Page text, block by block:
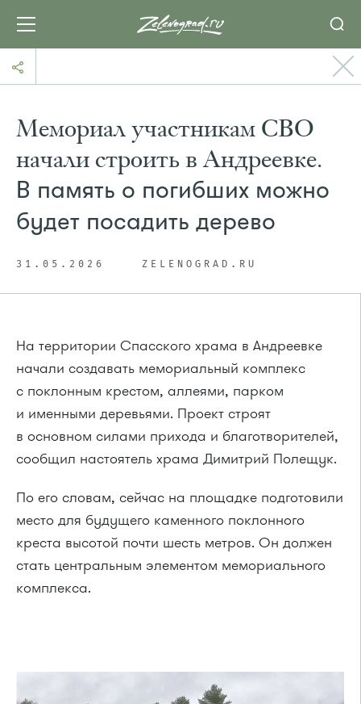
Мемориал участникам СВО
начали строить в Андреевке.
В память о погибших можно
будет посадить дерево
31.05.2026 ZELENOGRAD.RU
На территории Спасского храма в Андреевке
начали создавать мемориальный комплекс
с поклонным крестом, аллеями, парком
и именными деревьями. Проект строят
в основном силами прихода и благотворителей,
сообщил настоятель храма Димитрий Полещук.
По его словам, сейчас на площадке подготовили
место для будущего каменного поклонного
креста высотой почти шесть метров. Он должен
стать центральным элементом мемориального
комплекса.